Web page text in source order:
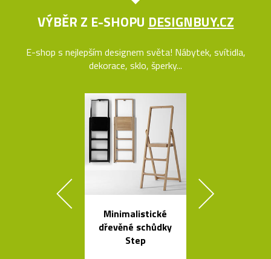
VÝBĚR Z E-SHOPU DESIGNBUY.CZ
E-shop s nejlepším designem světa! Nábytek, svítidla,
dekorace, sklo, šperky...
Minimalistické
dřevěné schůdky
Step